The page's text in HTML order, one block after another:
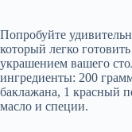
Попробуйте
который легко
украшением вашего
ингредиенты: 200
баклажана, 1 красный
масло и специи.